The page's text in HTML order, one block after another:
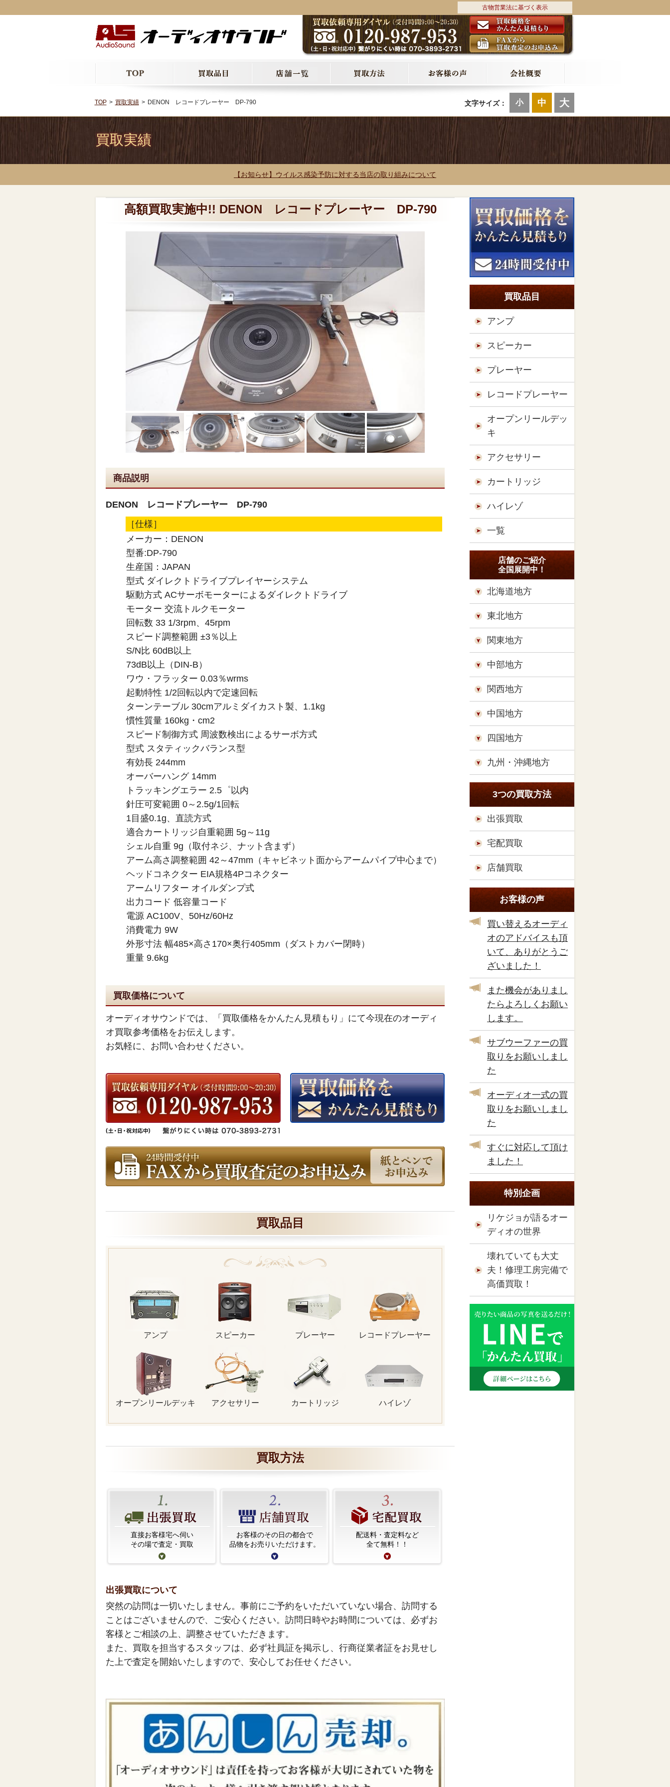
古物営業法に基づく表示
文字サイズ： 小 中 大
TOP 買取実績 DENON レコードプレーヤー DP-790
買取実績
【お知らせ】ウイルス感染予防に対する当店の取り組みについて
高額買取実施中!! DENON レコードプレーヤー DP-790
商品説明
DENON レコードプレーヤー DP-790
［仕様］
メーカー：DENON
型番:DP-790
生産国：JAPAN
型式 ダイレクトドライブプレイヤーシステム
駆動方式 ACサーボモーターによるダイレクトドライブ
モーター 交流トルクモーター
回転数 33 1/3rpm、45rpm
スピード調整範囲 ±3％以上
S/N比 60dB以上
73dB以上（DIN-B）
ワウ・フラッター 0.03％wrms
起動特性 1/2回転以内で定速回転
ターンテーブル 30cmアルミダイカスト製、1.1kg
慣性質量 160kg・cm2
スピード制御方式 周波数検出によるサーボ方式
型式 スタティックバランス型
有効長 244mm
オーバーハング 14mm
トラッキングエラー 2.5゜以内
針圧可変範囲 0～2.5g/1回転
1目盛0.1g、直読方式
適合カートリッジ自重範囲 5g～11g
シェル自重 9g（取付ネジ、ナット含まず）
アーム高さ調整範囲 42～47mm（キャビネット面からアームパイプ中心まで）
ヘッドコネクター EIA規格4Pコネクター
アームリフター オイルダンプ式
出力コード 低容量コード
電源 AC100V、50Hz/60Hz
消費電力 9W
外形寸法 幅485×高さ170×奥行405mm（ダストカバー閉時）
重量 9.6kg
買取価格について
オーディオサウンドでは、「買取価格をかんたん見積もり」にて今現在のオーディ
オ買取参考価格をお伝えします。
お気軽に、お問い合わせください。
買取品目
アンプ スピーカー プレーヤー レコードプレーヤー
オープンリールデッキ アクセサリー カートリッジ ハイレゾ
買取方法
直接お客様宅へ伺い
その場で査定・買取
お客様のその日の都合で
品物をお売りいただけます。
配送料・査定料など
全て無料！！
出張買取について
突然の訪問は一切いたしません。事前にご予約をいただいていない場合、訪問する
ことはございませんので、ご安心ください。訪問日時やお時間については、必ずお
客様とご相談の上、調整させていただきます。
また、買取を担当するスタッフは、必ず社員証を掲示し、行商従業者証をお見せし
た上で査定を開始いたしますので、安心してお任せください。
買取品目
アンプ
スピーカー
プレーヤー
レコードプレーヤー
オープンリールデッ
キ
アクセサリー
カートリッジ
ハイレゾ
一覧
店舗のご紹介
全国展開中！
北海道地方
東北地方
関東地方
中部地方
関西地方
中国地方
四国地方
九州・沖縄地方
3つの買取方法
出張買取
宅配買取
店舗買取
お客様の声
買い替えるオーディ
オのアドバイスも頂
いて、ありがとうご
ざいました！
また機会がありまし
たらよろしくお願い
します。
サブウーファーの買
取りをお願いしまし
た
オーディオ一式の買
取りをお願いしまし
た
すぐに対応して頂け
ました！
特別企画
リケジョが語るオー
ディオの世界
壊れていても大丈
夫！修理工房完備で
高価買取！